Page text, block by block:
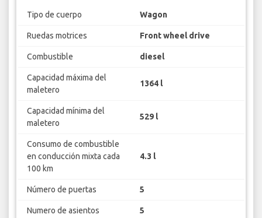
Tipo de cuerpo Wagon
Ruedas motrices Front wheel drive
Combustible diesel
Capacidad máxima del
maletero
1364 l
Capacidad mínima del
maletero
529 l
Consumo de combustible
en conducción mixta cada
100 km
4.3 l
Número de puertas 5
Numero de asientos 5